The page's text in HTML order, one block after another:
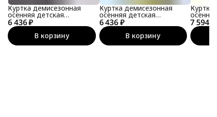
6 436 ₽
Куртка демисезонная
осенняя детская
мембранная
В корзину
6 436 ₽
Куртка демисезонная
осенняя детская
мембранная
В корзину
7 594 ₽
Куртка